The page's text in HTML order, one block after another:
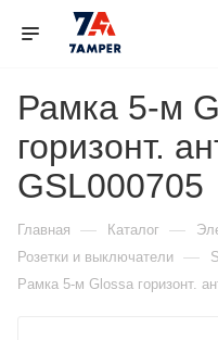
Рамка 5-м
горизонт.
GSL000705
Главная — Каталог —
Розетки и выключатели —
Рамка 5-м Glossa горизонт.